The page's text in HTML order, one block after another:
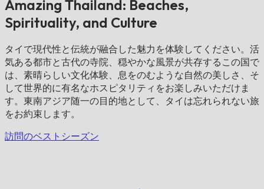
Amazing Thailand: Beaches,
Spirituality, and Culture
タイで現代性と伝統が融合した魅力を体験してください。活
気ある都市と古代の寺院、穏やかな風景が共存するこの国で
は、素晴らしい文化体験、息をのむような自然の美しさ、そ
して世界的に有名なホスピタリティをお楽しみいただけま
す。東南アジア随一の目的地として、タイは忘れられない旅
をお約束します。
訪問のベストシーズン